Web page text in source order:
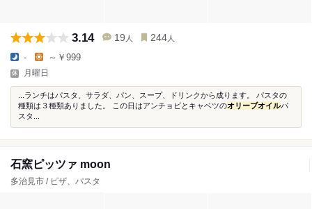
3.14 19 人 244 人
- ～￥999
月曜日
...ランチはパスタ、サラダ、パン、スープ、ドリンクから成ります。 パスタの
種類は３種類ありました。 この日はアンチョビとキャベツのオリーブオイルパ
スタ...
石窯ピッツァ moon
多治見市 / ピザ、パスタ